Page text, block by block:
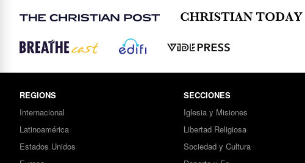
REGIONS
Internacional
Latinoamérica
Estados Unidos
SECCIONES
Iglesia y Misiones
Libertad Religiosa
Sociedad y Cultura